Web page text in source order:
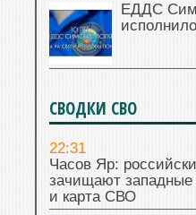
ЕДДС
СВОДКИ СВО
22:31
Часов Яр:
зачищают западные
и карта СВО